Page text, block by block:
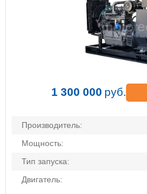
1 300 000 руб.
Производитель:
Мощность:
Тип запуска:
Двигатель: